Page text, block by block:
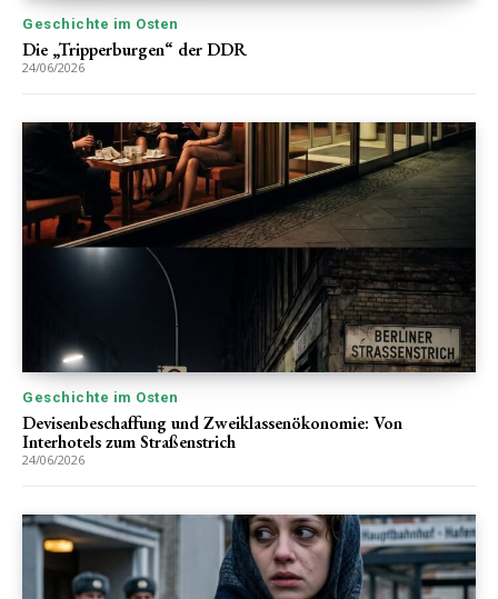
Geschichte im Osten
Die „Tripperburgen“ der DDR
24/06/2026
Geschichte im Osten
Devisenbeschaffung und Zweiklassenökonomie: Von
Interhotels zum Straßenstrich
24/06/2026